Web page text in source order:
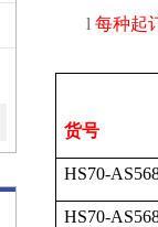
l 每种起
货号
HS70-
HS70-